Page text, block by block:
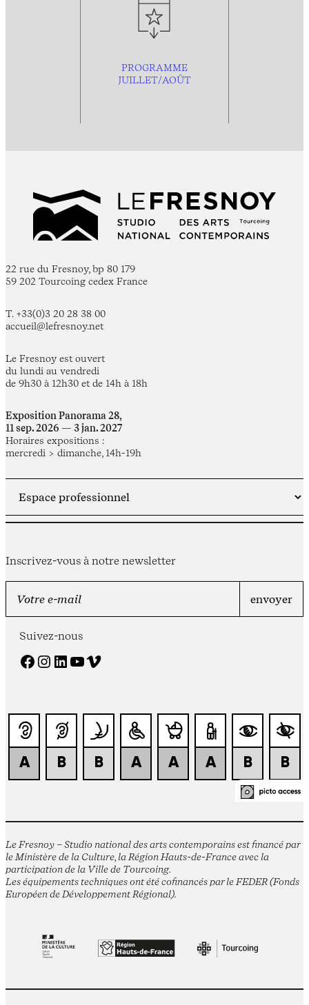
PROGRAMME
JUILLET/AOÛT
22 rue du Fresnoy, bp 80 179
59 202 Tourcoing cedex France
T. +33(0)3 20 28 38 00
accueil@lefresnoy.net
Le Fresnoy est ouvert
du lundi au vendredi
de 9h30 à 12h30 et de 14h à 18h
Exposition Panorama 28,
11 sep. 2026 — 3 jan. 2027
Horaires expositions :
mercredi > dimanche, 14h-19h
Inscrivez-vous à notre newsletter
Suivez-nous
Facebook Instagram LinkedIn YouTube Vimeo
Le Fresnoy – Studio national des arts contemporains est financé par
le Ministère de la Culture, la Région Hauts-de-France avec la
participation de la Ville de Tourcoing.
Les équipements techniques ont été cofinancés par le FEDER (Fonds
Européen de Développement Régional).